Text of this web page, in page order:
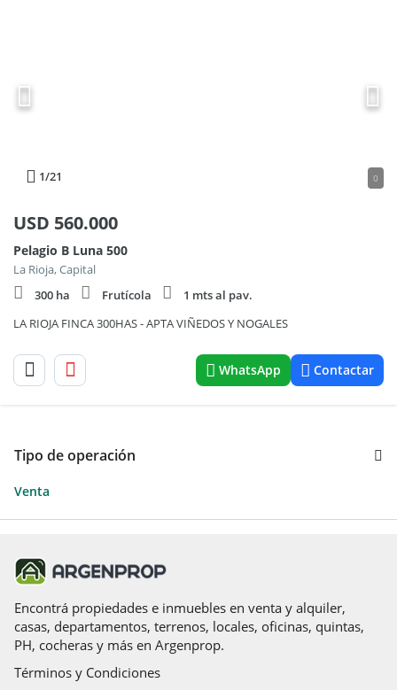
1/21 0
USD 560.000
Pelagio B Luna 500
La Rioja, Capital
300 ha
Frutícola
1 mts al pav.
LA RIOJA FINCA 300HAS - APTA VIÑEDOS Y NOGALES
WhatsApp Contactar
Tipo de operación
Venta
Encontrá propiedades e inmuebles en venta y alquiler,
casas, departamentos, terrenos, locales, oficinas, quintas,
PH, cocheras y más en Argenprop.
Términos y Condiciones